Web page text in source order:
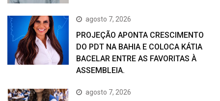
agosto 7, 2026
PROJEÇÃO APONTA CRESCIMENTO
DO PDT NA BAHIA E COLOCA KÁTIA
BACELAR ENTRE AS FAVORITAS À
ASSEMBLEIA.
agosto 7, 2026